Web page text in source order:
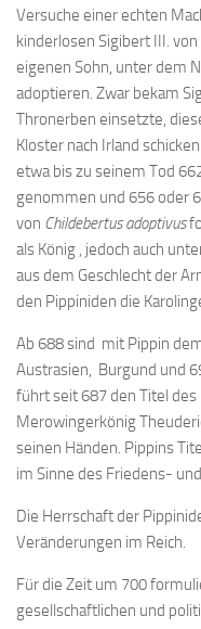
Versuche einer echten
kinderlosen Sigibert III.
eigenen Sohn, unter dem
adoptieren. Zwar bekam
Thronerben einsetzte,
Kloster nach Irland schicken.
etwa bis zu seinem Tod
genommen und 656 oder
von Childebertus adoptivus
als König , jedoch auch
aus dem Geschlecht der
den Pippiniden die
Ab 688 sind mit Pippin
Austrasien, Burgund und
führt seit 687 den Titel des
Merowingerkönig
seinen Händen. Pippins
im Sinne des Friedens-
Die Herrschaft der
Veränderungen im Reich.
Für die Zeit um 700
gesellschaftlichen und